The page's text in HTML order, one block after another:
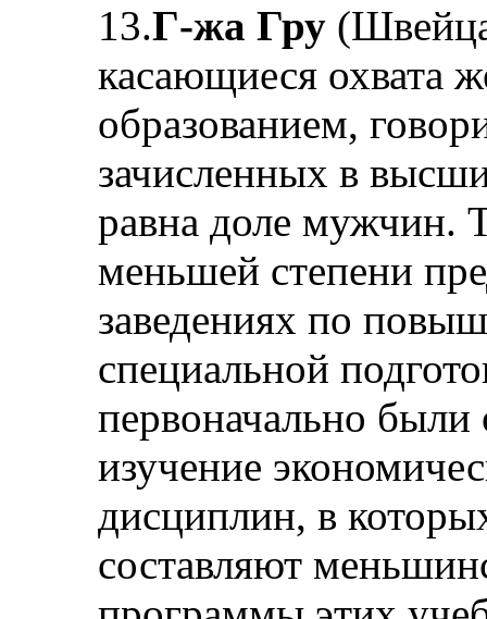
13.Г-жа Гру
касающиеся охвата
образованием,
зачисленных в
равна доле мужчин.
меньшей степени
заведениях по
специальной
первоначально
изучение
дисциплин, в
составляют